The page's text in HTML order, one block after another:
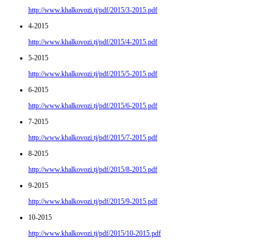
http://www.khalkovozi.tj/pdf/2015/3-2015.pdf
4-2015
http://www.khalkovozi.tj/pdf/2015/4-2015.pdf
5-2015
http://www.khalkovozi.tj/pdf/2015/5-2015.pdf
6-2015
http://www.khalkovozi.tj/pdf/2015/6-2015.pdf
7-2015
http://www.khalkovozi.tj/pdf/2015/7-2015.pdf
8-2015
http://www.khalkovozi.tj/pdf/2015/8-2015.pdf
9-2015
http://www.khalkovozi.tj/pdf/2015/9-2015.pdf
10-2015
http://www.khalkovozi.tj/pdf/2015/10-2015.pdf